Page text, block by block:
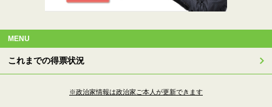
MENU
これまでの得票状況
※政治家情報は政治家ご本人が更新できます